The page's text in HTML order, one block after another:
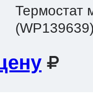
Термостат